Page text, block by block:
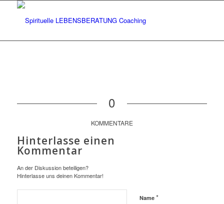
0
KOMMENTARE
Hinterlasse einen
Kommentar
An der Diskussion beteiligen?
Hinterlasse uns deinen Kommentar!
Name *